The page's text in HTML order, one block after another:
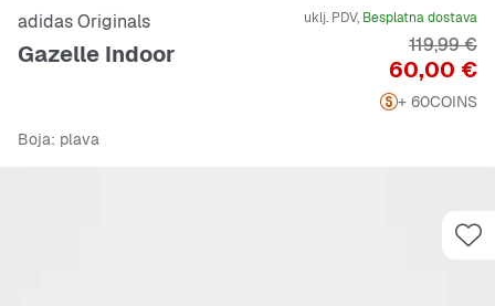
adidas Originals
Gazelle Indoor
uklj. PDV, Besplatna dostava
Cijena
60,00 €
119,99 €
+ 60COINS
Boja: plava